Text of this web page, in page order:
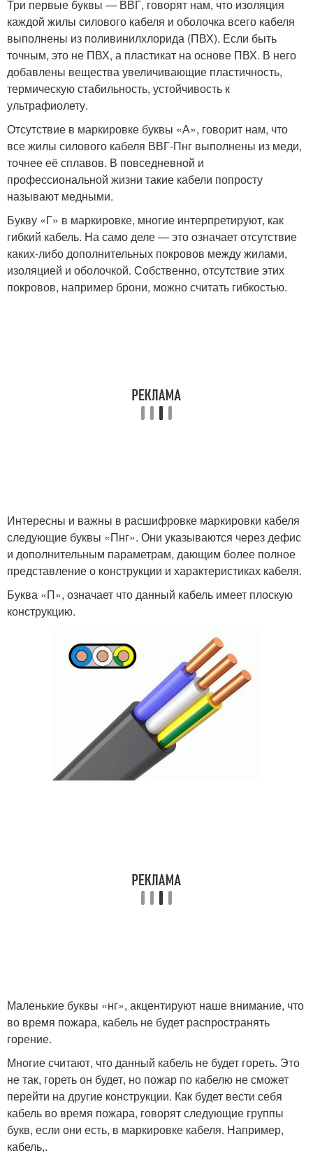
Три первые буквы — ВВГ, говорят нам, что изоляция
каждой жилы силового кабеля и оболочка всего кабеля
выполнены из поливинилхлорида (ПВХ). Если быть
точным, это не ПВХ, а пластикат на основе ПВХ. В него
добавлены вещества увеличивающие пластичность,
термическую стабильность, устойчивость к
ультрафиолету.
Отсутствие в маркировке буквы «А», говорит нам, что
все жилы силового кабеля ВВГ-Пнг выполнены из меди,
точнее её сплавов. В повседневной и
профессиональной жизни такие кабели попросту
называют медными.
Букву «Г» в маркировке, многие интерпретируют, как
гибкий кабель. На само деле — это означает отсутствие
каких-либо дополнительных покровов между жилами,
изоляцией и оболочкой. Собственно, отсутствие этих
покровов, например брони, можно считать гибкостью.
Интересны и важны в расшифровке маркировки кабеля
следующие буквы «Пнг». Они указываются через дефис
и дополнительным параметрам, дающим более полное
представление о конструкции и характеристиках кабеля.
Буква «П», означает что данный кабель имеет плоскую
конструкцию.
Маленькие буквы «нг», акцентируют наше внимание, что
во время пожара, кабель не будет распространять
горение.
Многие считают, что данный кабель не будет гореть. Это
не так, гореть он будет, но пожар по кабелю не сможет
перейти на другие конструкции. Как будет вести себя
кабель во время пожара, говорят следующие группы
букв, если они есть, в маркировке кабеля. Например,
кабель,.